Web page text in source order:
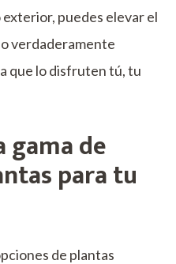
puedes elevar el
verdaderamente
que lo disfruten tú, tu
gama de
para tu
de plantas